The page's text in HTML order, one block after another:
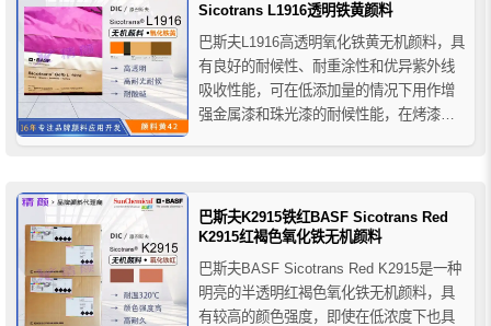
Sicotrans L1916透明铁黄颜料
巴斯夫L1916高透明氧化铁黄无机颜料，具
有良好的耐候性、耐重涂性和优异紫外线
吸收性能，可在低添加量的情况下用作增
强金属漆和珠光漆的耐候性能，在烤漆中
色等金属色调的理想选择。
巴斯夫K2915铁红BASF Sicotrans Red
K2915红褐色氧化铁无机颜料
巴斯夫BASF Sicotrans Red K2915是一种
明亮的半透明红褐色氧化铁无机颜料，具
有较高的颜色强度，即使在低浓度下也具